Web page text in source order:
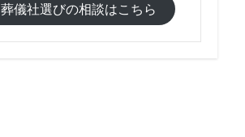
葬儀社選びの相談はこちら